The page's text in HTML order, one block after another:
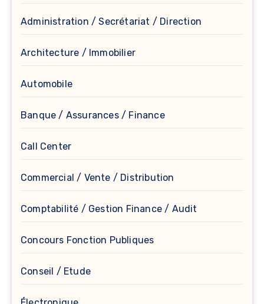
Administration / Secrétariat / Direction
Architecture / Immobilier
Automobile
Banque / Assurances / Finance
Call Center
Commercial / Vente / Distribution
Comptabilité / Gestion Finance / Audit
Concours Fonction Publiques
Conseil / Etude